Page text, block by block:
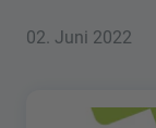
02. Juni 2022